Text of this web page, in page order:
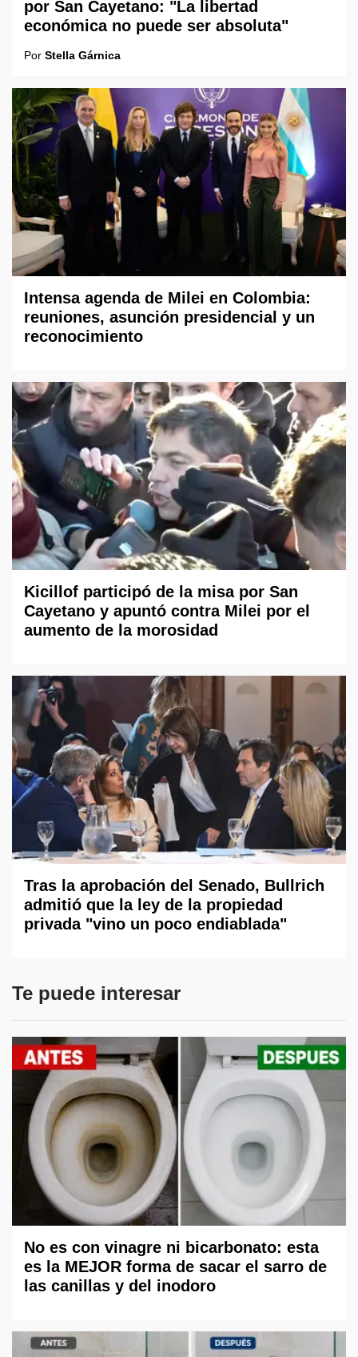
por San Cayetano: "La libertad
económica no puede ser absoluta"
Por Stella Gárnica
Intensa agenda de Milei en Colombia:
reuniones, asunción presidencial y un
reconocimiento
Kicillof participó de la misa por San
Cayetano y apuntó contra Milei por el
aumento de la morosidad
Tras la aprobación del Senado, Bullrich
admitió que la ley de la propiedad
privada "vino un poco endiablada"
Te puede interesar
No es con vinagre ni bicarbonato: esta
es la MEJOR forma de sacar el sarro de
las canillas y del inodoro